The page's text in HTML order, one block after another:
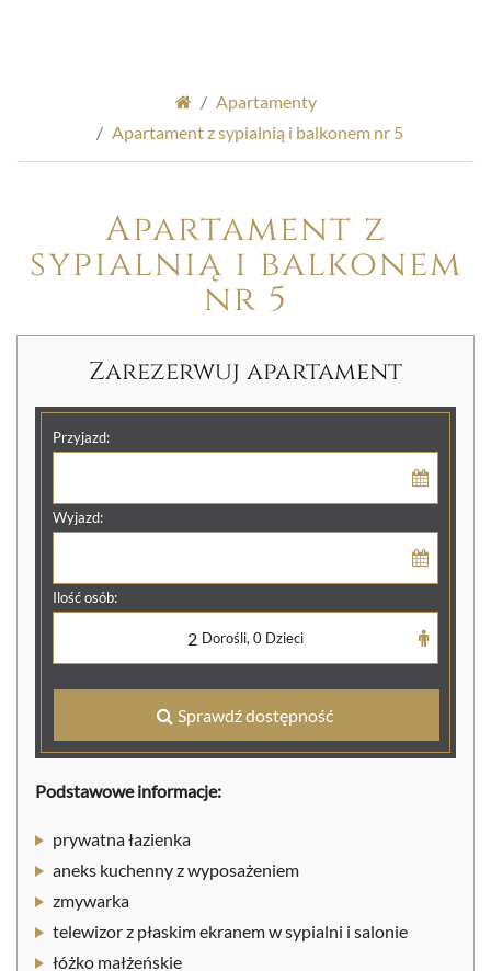
Apartamenty
Apartament z sypialnią i balkonem nr 5
Apartament z
sypialnią i balkonem
nr 5
Zarezerwuj apartament
Przyjazd:
Wyjazd:
Ilość osób:
2 Dorośli, 0Dzieci
Sprawdź dostępność
Podstawowe informacje:
prywatna łazienka
aneks kuchenny z wyposażeniem
zmywarka
telewizor z płaskim ekranem w sypialni i salonie
łóżko małżeńskie